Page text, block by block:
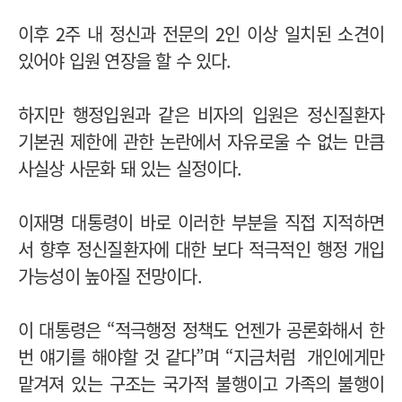
이후 2주 내 정신과 전문의 2인 이상 일치된 소견이
있어야 입원 연장을 할 수 있다.
하지만 행정입원과 같은 비자의 입원은 정신질환자
기본권 제한에 관한 논란에서 자유로울 수 없는 만큼
사실상 사문화 돼 있는 실정이다.
이재명 대통령이 바로 이러한 부분을 직접 지적하면
서 향후 정신질환자에 대한 보다 적극적인 행정 개입
가능성이 높아질 전망이다.
이 대통령은 “적극행정 정책도 언젠가 공론화해서 한
번 얘기를 해야할 것 같다”며 “지금처럼 개인에게만
맡겨져 있는 구조는 국가적 불행이고 가족의 불행이